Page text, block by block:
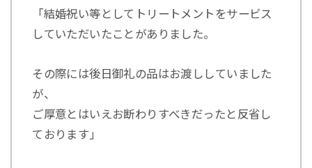
「結婚祝い等としてトリートメントをサービス
していただいたことがありました。
その際には後日御礼の品はお渡ししていました
が、
ご厚意とはいえお断わりすべきだったと反省し
ております」